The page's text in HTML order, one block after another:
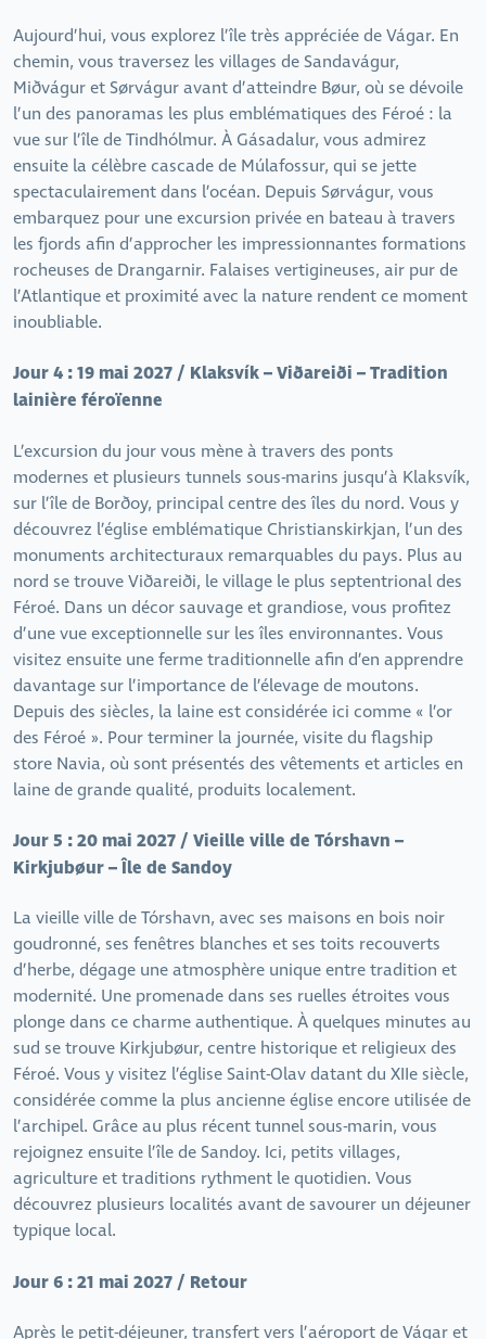
Aujourd’hui, vous explorez l’île très appréciée de Vágar. En
chemin, vous traversez les villages de Sandavágur,
Miðvágur et Sørvágur avant d’atteindre Bøur, où se dévoile
l’un des panoramas les plus emblématiques des Féroé : la
vue sur l’île de Tindhólmur. À Gásadalur, vous admirez
ensuite la célèbre cascade de Múlafossur, qui se jette
spectaculairement dans l’océan. Depuis Sørvágur, vous
embarquez pour une excursion privée en bateau à travers
les fjords afin d’approcher les impressionnantes formations
rocheuses de Drangarnir. Falaises vertigineuses, air pur de
l’Atlantique et proximité avec la nature rendent ce moment
inoubliable.
Jour 4 : 19 mai 2027 / Klaksvík – Viðareiði – Tradition
lainière féroïenne
L’excursion du jour vous mène à travers des ponts
modernes et plusieurs tunnels sous-marins jusqu’à Klaksvík,
sur l’île de Borðoy, principal centre des îles du nord. Vous y
découvrez l’église emblématique Christianskirkjan, l’un des
monuments architecturaux remarquables du pays. Plus au
nord se trouve Viðareiði, le village le plus septentrional des
Féroé. Dans un décor sauvage et grandiose, vous profitez
d’une vue exceptionnelle sur les îles environnantes. Vous
visitez ensuite une ferme traditionnelle afin d’en apprendre
davantage sur l’importance de l’élevage de moutons.
Depuis des siècles, la laine est considérée ici comme « l’or
des Féroé ». Pour terminer la journée, visite du flagship
store Navia, où sont présentés des vêtements et articles en
laine de grande qualité, produits localement.
Jour 5 : 20 mai 2027 / Vieille ville de Tórshavn –
Kirkjubøur – Île de Sandoy
La vieille ville de Tórshavn, avec ses maisons en bois noir
goudronné, ses fenêtres blanches et ses toits recouverts
d’herbe, dégage une atmosphère unique entre tradition et
modernité. Une promenade dans ses ruelles étroites vous
plonge dans ce charme authentique. À quelques minutes au
sud se trouve Kirkjubøur, centre historique et religieux des
Féroé. Vous y visitez l’église Saint-Olav datant du XIIe siècle,
considérée comme la plus ancienne église encore utilisée de
l’archipel. Grâce au plus récent tunnel sous-marin, vous
rejoignez ensuite l’île de Sandoy. Ici, petits villages,
agriculture et traditions rythment le quotidien. Vous
découvrez plusieurs localités avant de savourer un déjeuner
typique local.
Jour 6 : 21 mai 2027 / Retour
Après le petit-déjeuner, transfert vers l’aéroport de Vágar et